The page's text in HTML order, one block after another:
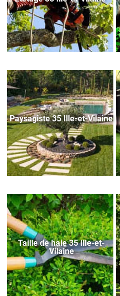
Paysagiste 35 Ille-et-Vilaine
Taille de haie 35 Ille-et-
Vilaine